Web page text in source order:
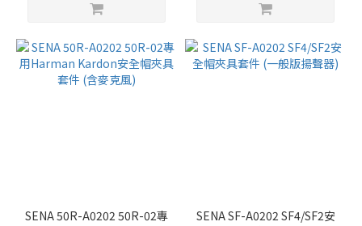
SENA 50R-A0202 50R-02專
SENA SF-A0202 SF4/SF2安